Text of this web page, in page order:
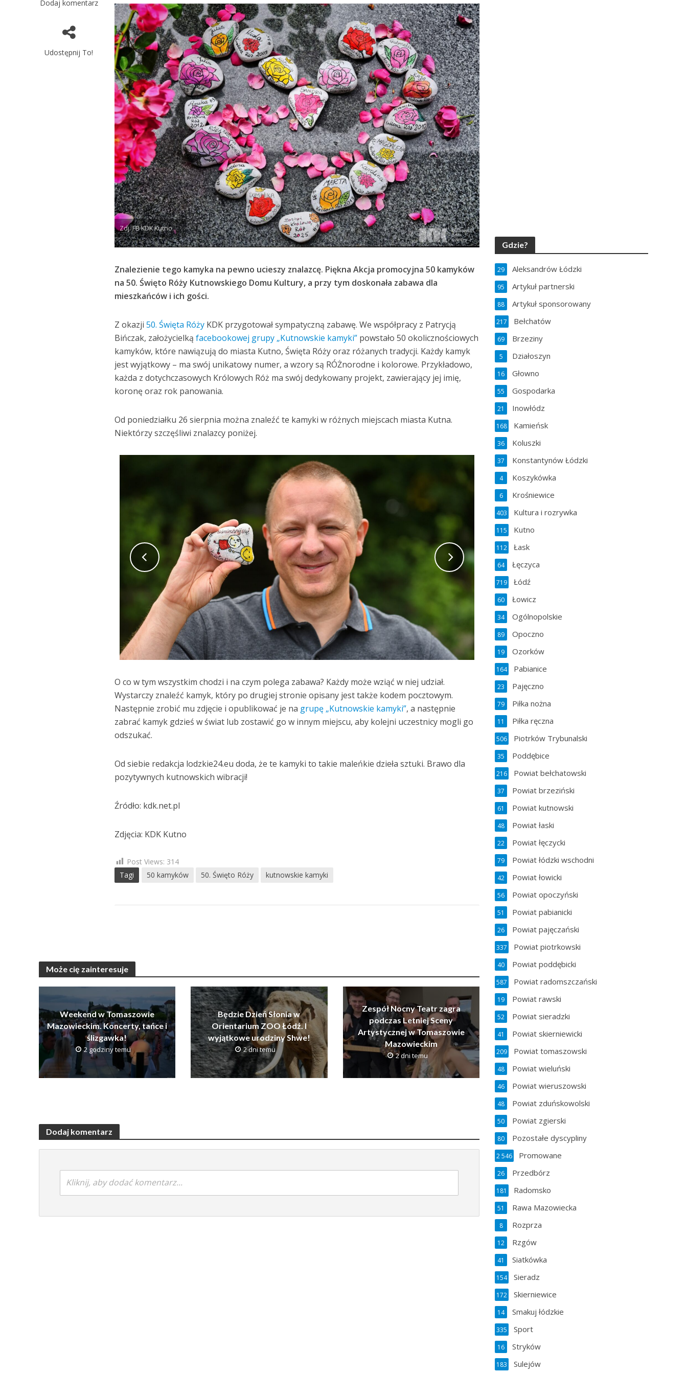
Dodaj komentarz
Udostępnij To!
Zdj. FB KDK Kutno
Znalezienie tego kamyka na pewno ucieszy znalazcę. Piękna Akcja promocyjna 50 kamyków
na 50. Święto Róży Kutnowskiego Domu Kultury, a przy tym doskonała zabawa dla
mieszkańców i ich gości.
Z okazji50. Święta Róży KDK przygotował sympatyczną zabawę. We współpracy z Patrycją
Bińczak, założycielkąfacebookowej grupy „Kutnowskie kamyki” powstało 50 okolicznościowych
kamyków, które nawiązują do miasta Kutno, Święta Róży oraz różanych tradycji. Każdy kamyk
jest wyjątkowy – ma swój unikatowy numer, a wzory są RÓŻnorodne i kolorowe. Przykładowo,
każda z dotychczasowych Królowych Róż ma swój dedykowany projekt, zawierający jej imię,
koronę oraz rok panowania.
Od poniedziałku 26 sierpnia można znaleźć te kamyki w różnych miejscach miasta Kutna.
Niektórzy szczęśliwi znalazcy poniżej.
O co w tym wszystkim chodzi i na czym polega zabawa? Każdy może wziąć w niej udział.
Wystarczy znaleźć kamyk, który po drugiej stronie opisany jest także kodem pocztowym.
Następnie zrobić mu zdjęcie i opublikować je na grupę „Kutnowskie kamyki”, a następnie
zabrać kamyk gdzieś w świat lub zostawić go w innym miejscu, aby kolejni uczestnicy mogli go
odszukać.
Od siebie redakcja lodzkie24.eu doda, że te kamyki to takie maleńkie dzieła sztuki. Brawo dla
pozytywnych kutnowskich wibracji!
Źródło: kdk.net.pl
Zdjęcia: KDK Kutno
Post Views: 314
Tagi
50 kamyków 50. Święto Róży kutnowskie kamyki
Może cię zainteresuje
Weekend w Tomaszowie
Mazowieckim. Koncerty, tańce i
ślizgawka!
2 godziny temu
Będzie Dzień Słonia w
Orientarium ZOO Łódź. I
wyjątkowe urodziny Shwe!
2 dni temu
Zespół Nocny Teatr zagra
podczas Letniej Sceny
Artystycznej w Tomaszowie
Mazowieckim
2 dni temu
Dodaj komentarz
Kliknij, aby dodać komentarz...
Gdzie?
Aleksandrów Łódzki
29
Artykuł partnerski
95
Artykuł sponsorowany
88
Bełchatów
217
Brzeziny
69
Działoszyn
5
Głowno
16
Gospodarka
55
Inowłódz
21
Kamieńsk
168
Koluszki
36
Konstantynów Łódzki
37
Koszykówka
4
Krośniewice
6
Kultura i rozrywka
403
Kutno
115
Łask
112
Łęczyca
64
Łódź
719
Łowicz
60
Ogólnopolskie
34
Opoczno
89
Ozorków
19
Pabianice
164
Pajęczno
23
Piłka nożna
79
Piłka ręczna
11
Piotrków Trybunalski
506
Poddębice
35
Powiat bełchatowski
216
Powiat brzeziński
37
Powiat kutnowski
61
Powiat łaski
48
Powiat łęczycki
22
Powiat łódzki wschodni
79
Powiat łowicki
42
Powiat opoczyński
56
Powiat pabianicki
51
Powiat pajęczański
26
Powiat piotrkowski
337
Powiat poddębicki
40
Powiat radomszczański
587
Powiat rawski
19
Powiat sieradzki
52
Powiat skierniewicki
41
Powiat tomaszowski
209
Powiat wieluński
48
Powiat wieruszowski
46
Powiat zduńskowolski
48
Powiat zgierski
50
Pozostałe dyscypliny
80
Promowane
2 546
Przedbórz
26
Radomsko
181
Rawa Mazowiecka
51
Rozprza
8
Rzgów
12
Siatkówka
41
Sieradz
154
Skierniewice
172
Smakuj łódzkie
14
Sport
335
Stryków
16
Sulejów
183